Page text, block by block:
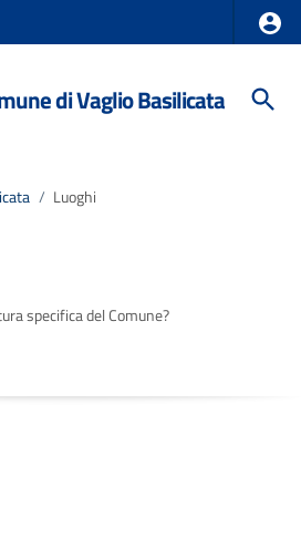
di Vaglio Basilicata
/ Luoghi
specifica del Comune?